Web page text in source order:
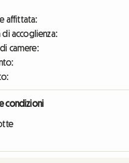
affittata:
di accoglienza:
camere:
condizioni